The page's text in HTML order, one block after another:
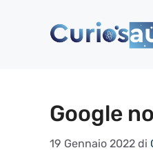
Google
19 Gennaio 2022 di